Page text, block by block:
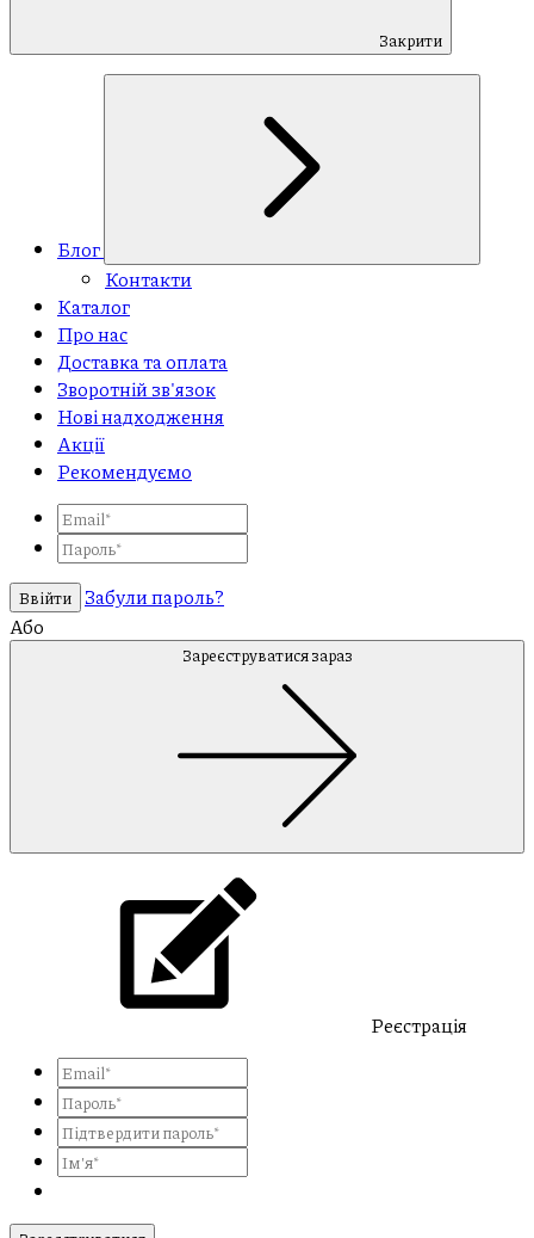
Закрити
Блог
Контакти
Каталог
Про нас
Доставка та оплата
Зворотній зв'язок
Нові надходження
Акції
Рекомендуємо
Ввійти
Забули пароль?
Або
Зареєструватися зараз
Реєстрація